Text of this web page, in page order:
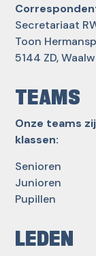
Secretariaat
Toon
5144 ZD,
TEAMS
Onze teams
klassen:
Senioren
Junioren
Pupillen
LEDEN